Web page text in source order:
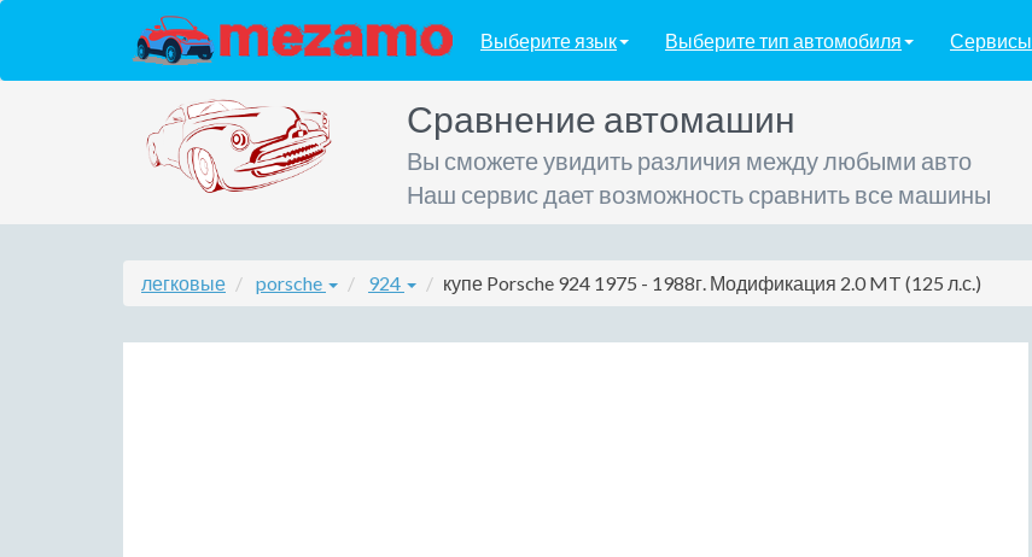
Выберите язык Выберите тип автомобиля Сервисы
Сравнение автомашин
Вы сможете увидить различия между любыми авто
Наш сервис дает возможность сравнить все машины
легковые porsche 924 купе Porsche 924 1975 - 1988г. Модификация 2.0 MT (125 л.с.)